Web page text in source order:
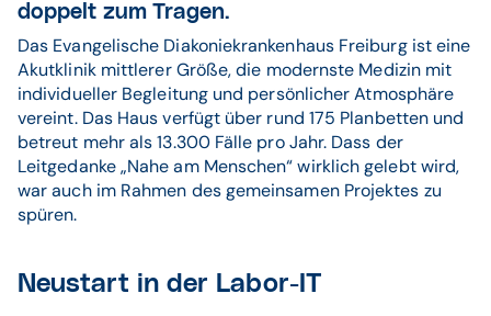
doppelt zum Tragen.
Das Evangelische Diakoniekrankenhaus Freiburg ist eine
Akutklinik mittlerer Größe, die modernste Medizin mit
individueller Begleitung und persönlicher Atmosphäre
vereint. Das Haus verfügt über rund 175 Planbetten und
betreut mehr als 13.300 Fälle pro Jahr. Dass der
Leitgedanke „Nahe am Menschen“ wirklich gelebt wird,
war auch im Rahmen des gemeinsamen Projektes zu
spüren.
Neustart in der Labor-IT